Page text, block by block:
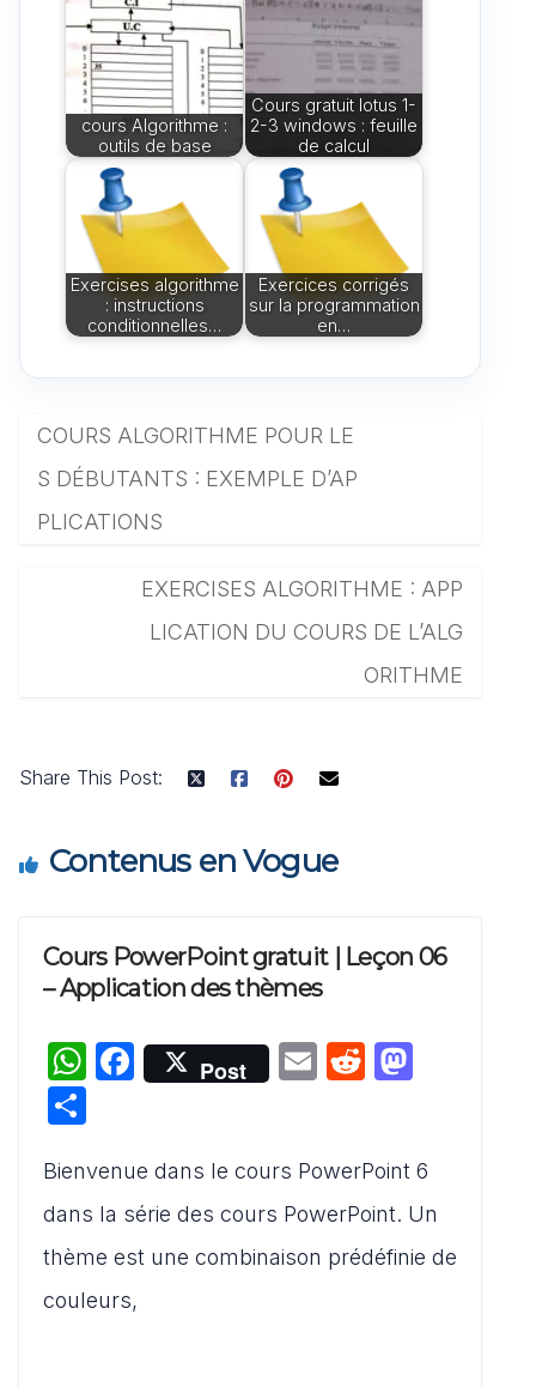
cours Algorithme :
outils de base
Cours gratuit lotus 1-
2-3 windows : feuille
de calcul
Exercises algorithme
: instructions
conditionnelles…
Exercices corrigés
sur la programmation
en…
COURS ALGORITHME POUR LE
S DÉBUTANTS : EXEMPLE D’AP
PLICATIONS
EXERCISES ALGORITHME : APP
LICATION DU COURS DE L’ALG
ORITHME
Share This Post:
Contenus en Vogue
Cours PowerPoint gratuit | Leçon 06
– Application des thèmes
W
s
A
p
p
F
a
e
b
o
k
Post
E
l
R
di
t
o
d
o
ta
g
er
Bienvenue dans le cours PowerPoint 6
dans la série des cours PowerPoint. Un
thème est une combinaison prédéfinie de
couleurs,